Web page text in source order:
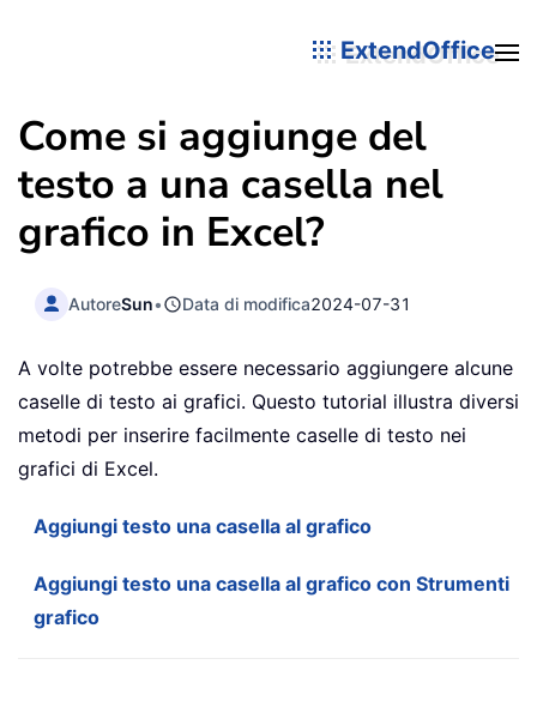
ExtendOffice
Come si aggiunge del
testo a una casella nel
grafico in Excel?
AutoreSun• Data di modifica2024-07-31
A volte potrebbe essere necessario aggiungere alcune
caselle di testo ai grafici. Questo tutorial illustra diversi
metodi per inserire facilmente caselle di testo nei
grafici di Excel.
Aggiungi testo una casella al grafico
Aggiungi testo una casella al grafico con Strumenti
grafico